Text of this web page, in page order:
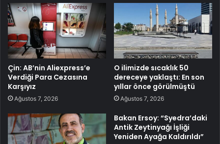
Çin: AB’nin Aliexpress’e
Verdiği Para Cezasına
Karşıyız
Ağustos 7, 2026
O ilimizde sıcaklık 50
dereceye yaklaştı: En son
yıllar önce görülmüştü
Ağustos 7, 2026
Bakan Ersoy: “Syedra’daki
Antik Zeytinyağı İşliği
Yeniden Ayağa Kaldırıldı”